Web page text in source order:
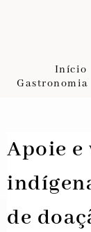
Início
Gastronomia
Apoie
de